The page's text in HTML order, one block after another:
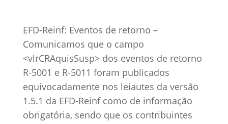
EFD-Reinf: Eventos de retorno –
Comunicamos que o campo
<vlrCRAquisSusp> dos eventos de retorno
R-5001 e R-5011 foram publicados
equivocadamente nos leiautes da versão
1.5.1 da EFD-Reinf como de informação
obrigatória, sendo que os contribuintes